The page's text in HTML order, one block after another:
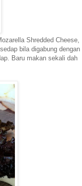
Shredded Cheese,
bila digabung dengan
Baru makan sekali dah